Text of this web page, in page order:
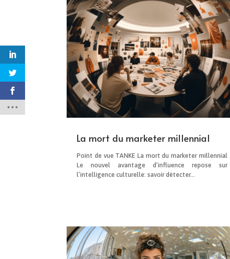
La mort du marketer millennial
Point de vue TANKE La mort du marketer millennial
Le nouvel avantage d’influence repose sur
l’intelligence culturelle: savoir détecter...